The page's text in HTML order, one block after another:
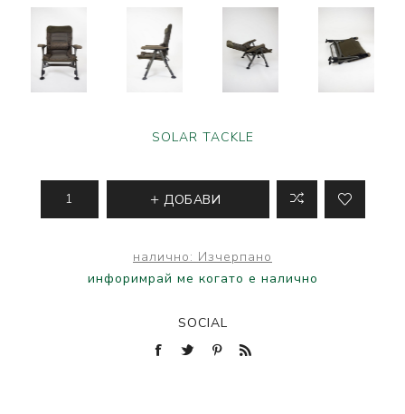
SOLAR TACKLE
ДОБАВИ
налично: Изчерпано
инфоримрай ме когато е налично
SOCIAL